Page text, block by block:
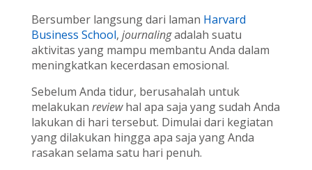
Bersumber langsung dari laman Harvard
Business School, journalingadalah suatu
aktivitas yang mampu membantu Anda dalam
meningkatkan kecerdasan emosional.
Sebelum Anda tidur, berusahalah untuk
melakukan reviewhal apa saja yang sudah Anda
lakukan di hari tersebut. Dimulai dari kegiatan
yang dilakukan hingga apa saja yang Anda
rasakan selama satu hari penuh.